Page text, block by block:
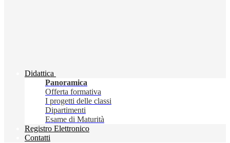
Didattica
Panoramica
Offerta formativa
I progetti delle classi
Dipartimenti
Esame di Maturità
Registro Elettronico
Contatti